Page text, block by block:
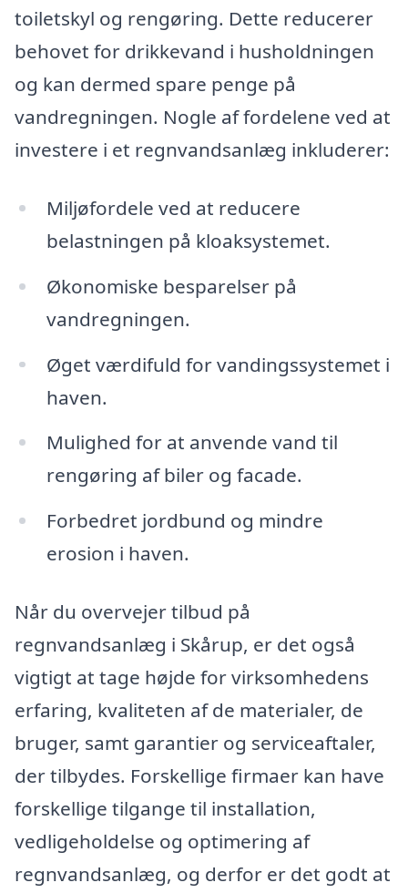
toiletskyl og rengøring. Dette reducerer
behovet for drikkevand i husholdningen
og kan dermed spare penge på
vandregningen. Nogle af fordelene ved at
investere i et regnvandsanlæg inkluderer:
Miljøfordele ved at reducere
belastningen på kloaksystemet.
Økonomiske besparelser på
vandregningen.
Øget værdifuld for vandingssystemet i
haven.
Mulighed for at anvende vand til
rengøring af biler og facade.
Forbedret jordbund og mindre
erosion i haven.
Når du overvejer tilbud på
regnvandsanlæg i Skårup, er det også
vigtigt at tage højde for virksomhedens
erfaring, kvaliteten af de materialer, de
bruger, samt garantier og serviceaftaler,
der tilbydes. Forskellige firmaer kan have
forskellige tilgange til installation,
vedligeholdelse og optimering af
regnvandsanlæg, og derfor er det godt at